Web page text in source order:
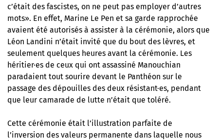
c’était des fascistes, on ne peut pas employer d’autres
mots». En effet, Marine Le Pen et sa garde rapprochée
avaient été autorisés à assister à la cérémonie, alors que
Léon Landini n’était invité que du bout des lèvres, et
seulement quelques heures avant la cérémonie. Les
héritier·es de ceux qui ont assassiné Manouchian
paradaient tout sourire devant le Panthéon sur le
passage des dépouilles des deux résistant·es, pendant
que leur camarade de lutte n’était que toléré.
Cette cérémonie était l’illustration parfaite de
l’inversion des valeurs permanente dans laquelle nous